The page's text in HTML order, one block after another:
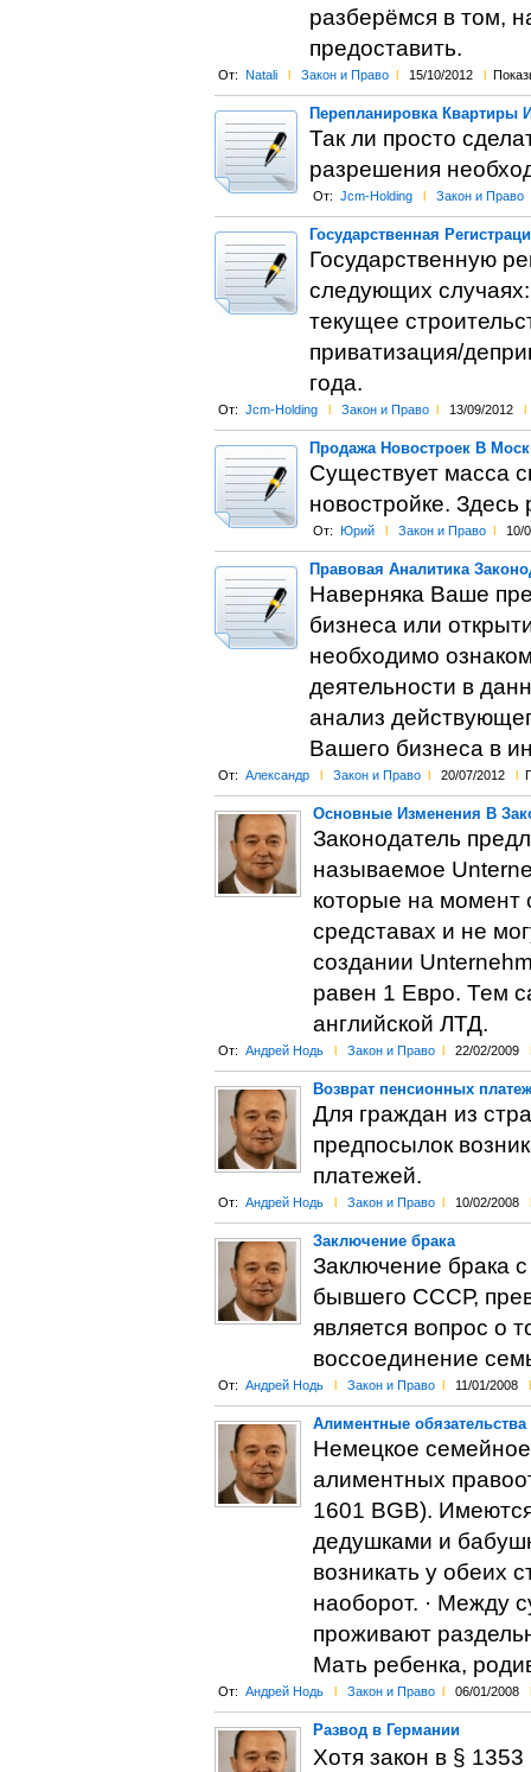
разберёмся в том,
предоставить.
От: Natali l Закон и Право l 15/10/2012 l
Перепланировка Квартиры
Так ли просто
разрешения
От: Jcm-Holding l Закон и Право
Государственная
Государственную
следующих
текущее
приватизация/
года.
От: Jcm-Holding l Закон и Право l 13/09/2012 l
Продажа Новостроек В
Существует масса
новостройке.
От: Юрий l Закон и Право l 10/
Правовая Аналитика
Наверняка Ваше
бизнеса или
необходимо
деятельности в
анализ
Вашего бизнеса в
От: Александр l Закон и Право l 20/07/2012 l
Основные Изменения В
Законодатель
называемое
которые на момент
средставах и не
создании
равен 1 Евро. Тем
английской ЛТД.
От: Андрей Нодь l Закон и Право l 22/02/2009 l
Возврат пенсионных
Для граждан из
предпосылок
платежей.
От: Андрей Нодь l Закон и Право l 10/02/2008 l
Заключение брака
Заключение брака
бывшего СССР,
является вопрос о
воссоединение
От: Андрей Нодь l Закон и Право l 11/01/2008 l
Алиментные
Немецкое
алиментных
1601 BGB).
дедушками и
возникать у обеих
наоборот. · Между
проживают
Мать ребенка,
От: Андрей Нодь l Закон и Право l 06/01/2008 l
Развод в Германии
Хотя закон в §